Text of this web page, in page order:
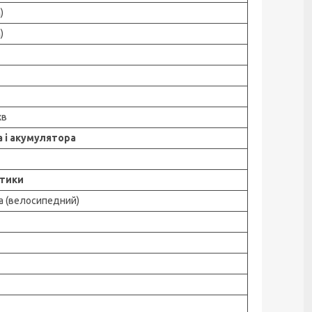
акумулятора
(велосипедний)